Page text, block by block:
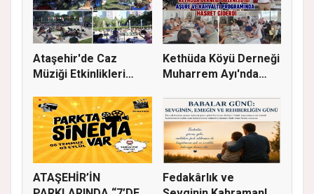
Ataşehir'de Caz
Müziği Etkinlikleri
Kethüda Köyü Derneği
Muharrem Ayı'nda
ATAŞEHİR’İN
Fedakârlık ve